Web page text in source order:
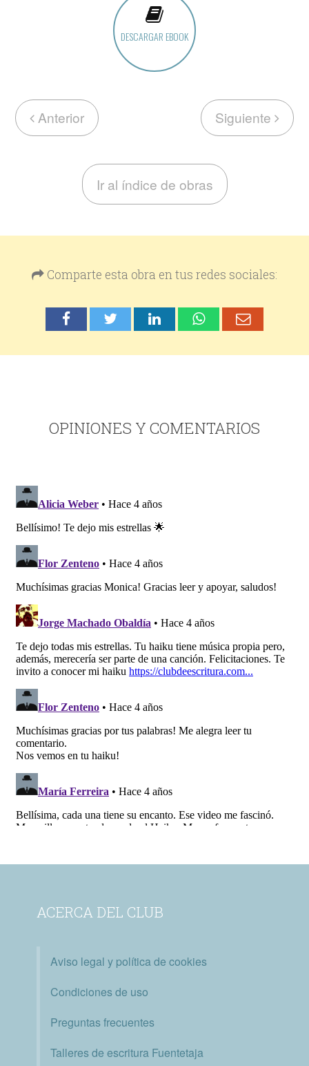
DESCARGAR EBOOK
Anterior Siguiente
Ir al índice de obras
Comparte esta obra en tus redes sociales:
OPINIONES Y COMENTARIOS
ACERCA DEL CLUB
Aviso legal y política de cookies
Condiciones de uso
Preguntas frecuentes
Talleres de escritura Fuentetaja